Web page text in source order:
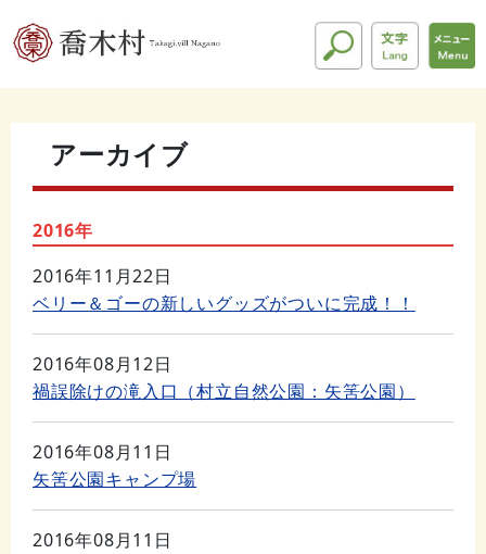
アーカイブ
2016年
2016年11月22日
ベリー＆ゴーの新しいグッズがついに完成！！
2016年08月12日
禍誤除けの滝入口（村立自然公園：矢筈公園）
2016年08月11日
矢筈公園キャンプ場
2016年08月11日